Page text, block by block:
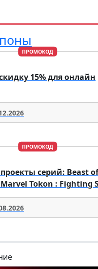
ПРОМОКОД
15% для онлайн
ПРОМОКОД
серий: Beast of
Tokon : Fighting